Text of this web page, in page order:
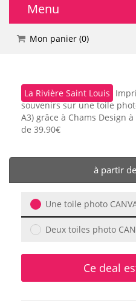
Menu
🔥 DEALS
💅 Beauté
🎯 Loisirs
🏨 Hôtels
🎈 Événements
Mon panier (0)
La Rivière Saint Louis
souvenirs sur une toile
A3) grâce à Chams Design
de 39.90€
à partir de
Une toile photo
Deux toiles photo
Ce deal